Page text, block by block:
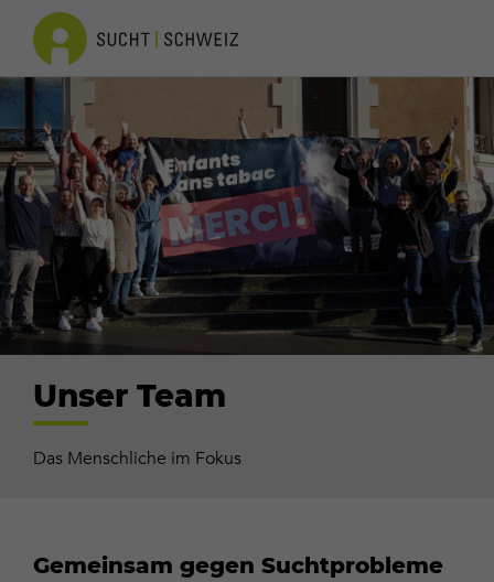
Unser Team
Das Menschliche im Fokus
Gemeinsam gegen Suchtprobleme